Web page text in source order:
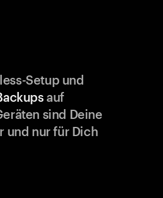
Setup und
auf
sind Deine
und nur für Dich